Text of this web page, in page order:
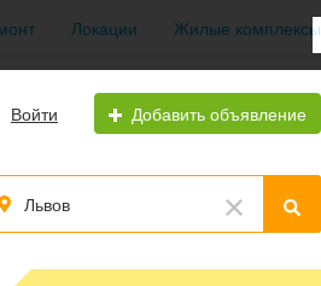
Локации Жилые комплексы
Войти Добавить объявление
Львов